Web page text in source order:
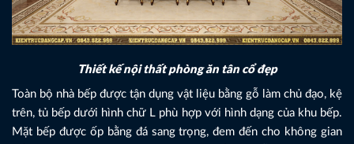
Thiết kế nội thất phòng ăn tân cổ đẹp
Toàn bộ nhà bếp được tận dụng vật liệu bằng gỗ làm chủ đạo, kệ
trên, tủ bếp dưới hình chữ L phù hợp với hình dạng của khu bếp.
Mặt bếp được ốp bằng đá sang trọng, đem đến cho không gian